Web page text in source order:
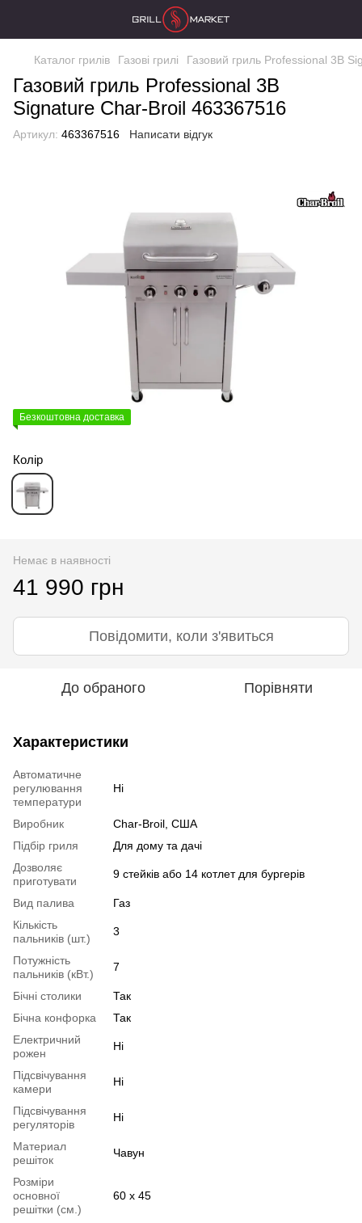
Каталог грилів Газові грилі Газовий гриль Professional 3B
Газовий гриль Professional 3B
Signature Char-Broil 463367516
Артикул: 463367516 Написати відгук
Безкоштовна доставка
Колір
Немає в наявності
41 990 грн
Повідомити, коли з'явиться
До обраного Порівняти
Характеристики
Автоматичне
регулювання
температури
Ні
Виробник
Char-Broil, США
Підбір гриля
Для дому та дачі
Дозволяє
приготувати
9 стейків або 14 котлет для бургерів
Вид палива
Газ
Кількість
пальників (шт.)
3
Потужність
пальників (кВт.)
7
Бічні столики
Так
Бічна конфорка
Так
Електричний
рожен
Ні
Підсвічування
камери
Ні
Підсвічування
регуляторів
Ні
Материал
решіток
Чавун
Розміри
основної
решітки (см.)
60 х 45